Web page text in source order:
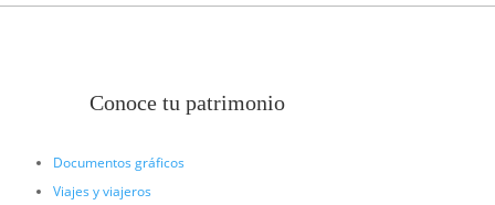
Conoce tu patrimonio
Documentos gráficos
Viajes y viajeros